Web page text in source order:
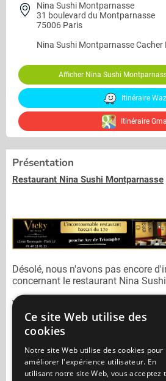
Nina Sushi Montparnasse
31 boulevard du Montparnasse
75006 Paris
Nina Sushi MontparnasseCacher
Afficher Nina Sushi
Itinéraire
Itinéraire
Présentation
Restaurant Nina Sushi Montparnasse
Désolé, nous n'avons pas encore
concernant le restaurant Nina
Vous pouvez joindre le restaurant
Montparnasse au 01 45 44 80 80
N'oubliez pas de préciser lors de
Nina Sushi Montparnassequ'il
Mangercacher.com.
Ce site Web utilise des
cookies
Notre site Web utilise des cookies pour
améliorer l'expérience utilisateur. En
utilisant notre site Web, vous acceptez